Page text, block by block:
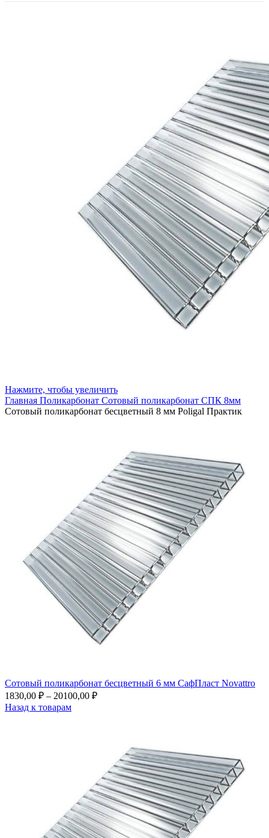
Нажмите, чтобы увеличить
Главная Поликарбонат Сотовый поликарбонат СПК 8мм
Сотовый поликарбонат бесцветный 8 мм Poligal Практик
Сотовый поликарбонат бесцветный 6 мм СафПласт Novattro
1830,00 ₽ – 20100,00 ₽
Назад к товарам